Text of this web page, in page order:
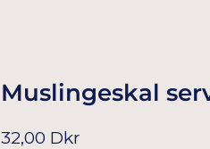
Muslingeskal
Normal
32,00 Dkr